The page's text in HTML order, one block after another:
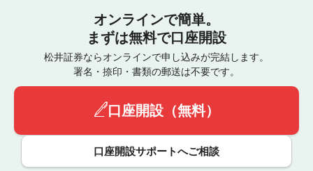
オンラインで簡単。
まずは無料で口座開設
松井証券ならオンラインで申し込みが完結します。
署名・捺印・書類の郵送は不要です。
口座開設（無料）
口座開設サポートへご相談